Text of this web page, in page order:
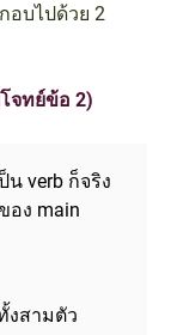
อบไปด้วย 2
จทย์ข้อ 2)
น verb ก็จริง
อง main
งสามตัว